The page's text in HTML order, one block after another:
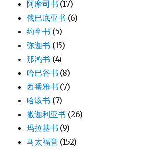
阿摩司书 (17)
俄巴底亚书 (6)
约拿书 (5)
弥迦书 (15)
那鸿书 (4)
哈巴谷书 (8)
西番雅书 (7)
哈该书 (7)
撒迦利亚书 (26)
玛拉基书 (9)
马太福音 (152)